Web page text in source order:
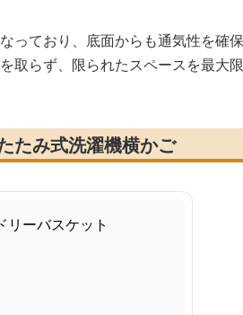
っており、底面からも通気性を確保
取らず、限られたスペースを最大
たみ式洗濯機横かご